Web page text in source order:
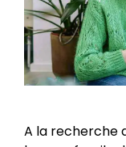
A la recherche